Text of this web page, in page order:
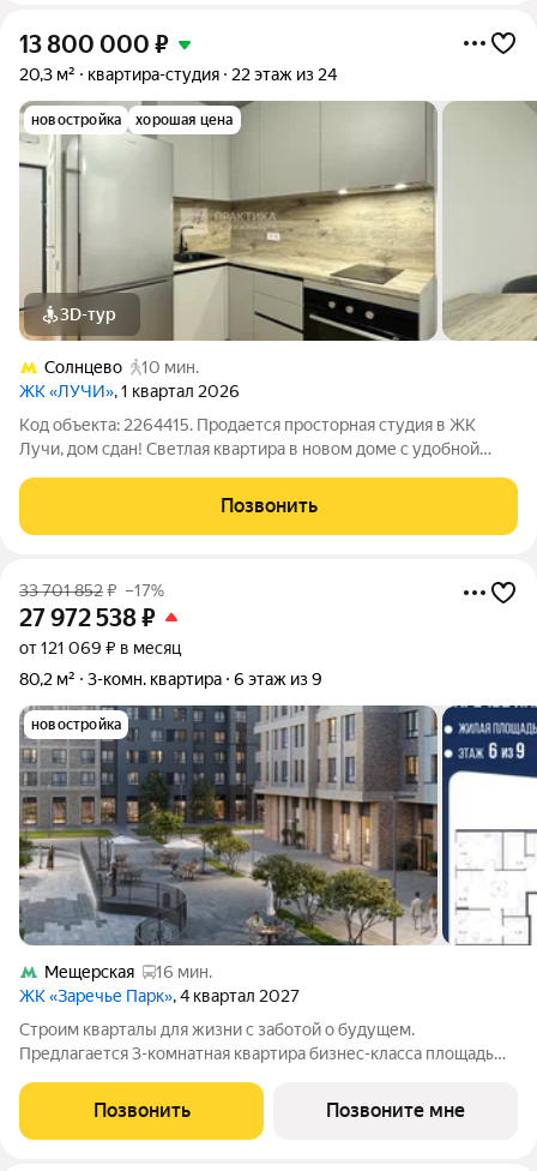
13 800 000 ₽
20,3 м² квартира-студия 22 этаж из 24
новостройка хорошая цена
3D-тур
Солнцево
10 мин.
ЖК «ЛУЧИ», 1 квартал 2026
Код объекта: 2264415. Продается просторная студия в ЖК
Лучи, дом сдан! Светлая квартира в новом доме с удобной
выбор для тех, кто ценит качество строительства, развитую
инфраструктуру и возможность
Позвонить
33 701 852₽ –17%
27 972 538₽
от 121 069 ₽ в месяц
80,2 м²
3-комн. квартира 6 этаж из 9
новостройка
Мещерская
16 мин.
ЖК «Заречье Парк», 4 квартал 2027
Строим кварталы для жизни с заботой о будущем.
Предлагается 3-комнатная квартира бизнес-класса площадью
комплексе "Заречье Парк".Квартира сдается с отделкой из
качественных материалов: так,
Позвонить Позвоните мне